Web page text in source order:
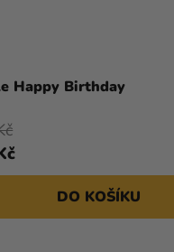
Happy Birthday
DO KOŠÍKU